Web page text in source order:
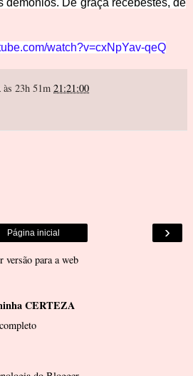
demônios. De graça recebestes, de
watch?v=cxNpYav-qeQ
às 23h 51m 21:21:00
›
Página inicial
versão para a web
CERTEZA